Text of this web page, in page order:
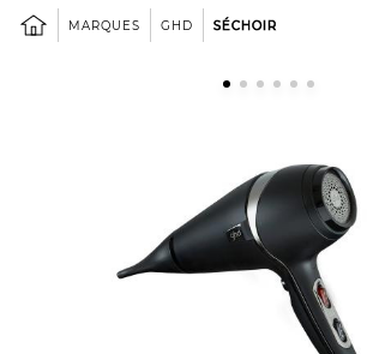
MARQUES GHD SÉCHOIR